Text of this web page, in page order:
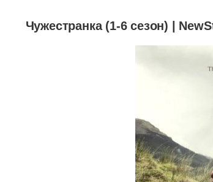
Чужестранка (1-6 сезон) |